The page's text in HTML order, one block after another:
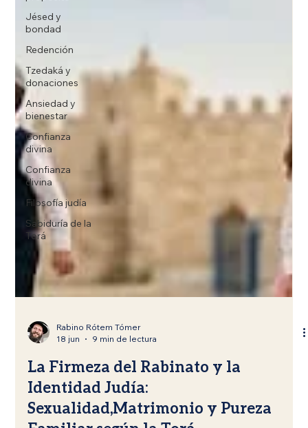
Jésed y
bondad
Redención
Tzedaká y
donaciones
Ansiedad y
bienestar
Confianza
divina
Confianza
divina
Filosofía judía
Sabiduría de la
Torá
18 jun
9 min de lectura
La Firmeza del Rabinato y la
Identidad Judía: